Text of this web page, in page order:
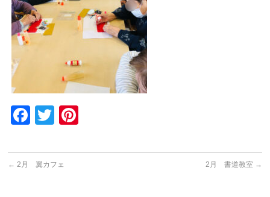
Facebook
Twitter
← 2月 翼カフェ 2月 書道教室 →